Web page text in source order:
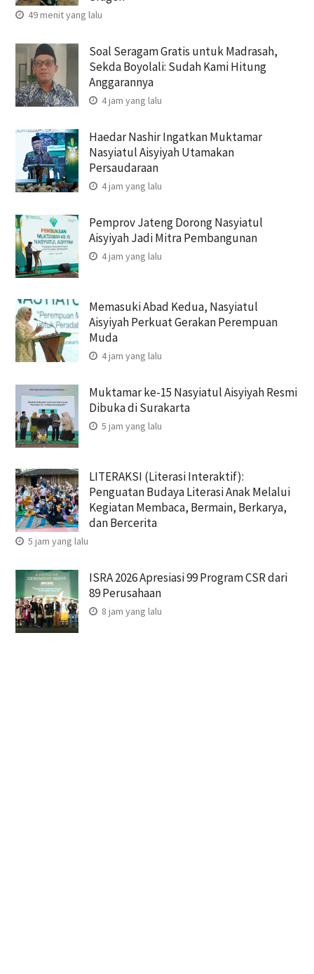
49 menit yang lalu
Soal Seragam Gratis untuk Madrasah,
Sekda Boyolali: Sudah Kami Hitung
Anggarannya
4 jam yang lalu
Haedar Nashir Ingatkan Muktamar
Nasyiatul Aisyiyah Utamakan
Persaudaraan
4 jam yang lalu
Pemprov Jateng Dorong Nasyiatul
Aisyiyah Jadi Mitra Pembangunan
4 jam yang lalu
Memasuki Abad Kedua, Nasyiatul
Aisyiyah Perkuat Gerakan Perempuan
Muda
4 jam yang lalu
Muktamar ke-15 Nasyiatul Aisyiyah Resmi
Dibuka di Surakarta
5 jam yang lalu
LITERAKSI (Literasi Interaktif):
Penguatan Budaya Literasi Anak Melalui
Kegiatan Membaca, Bermain, Berkarya,
dan Bercerita
5 jam yang lalu
ISRA 2026 Apresiasi 99 Program CSR dari
89 Perusahaan
8 jam yang lalu